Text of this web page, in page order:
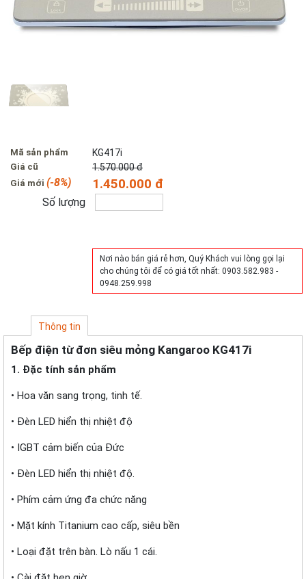
Mã sản phẩm KG417i
Giá cũ 1.570.000 đ
Giá mới (-8%) 1.450.000 đ
Số lượng
Nơi nào bán giá rẻ hơn, Quý Khách vui lòng gọi lại
cho chúng tôi để có giá tốt nhất: 0903.582.983 -
0948.259.998
Thông tin
Bếp điện từ đơn siêu mỏng Kangaroo KG417i
1. Đặc tính sản phẩm
• Hoa văn sang trọng, tinh tế.
• Đèn LED hiển thị nhiệt độ
• IGBT cảm biến của Đức
• Đèn LED hiển thị nhiệt độ.
• Phím cảm ứng đa chức năng
• Mặt kính Titanium cao cấp, siêu bền
• Loại đặt trên bàn. Lò nấu 1 cái.